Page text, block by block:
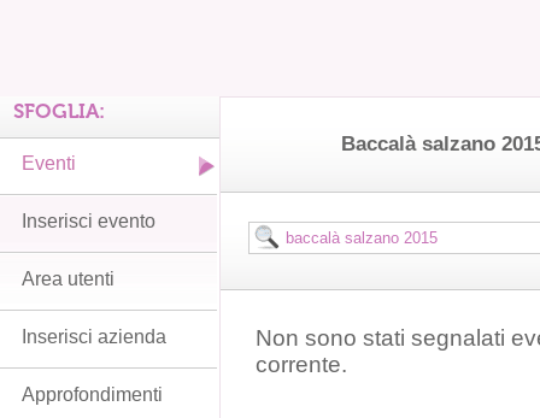
Baccalà salzano
Non sono stati segnalati
corrente.
SFOGLIA:
Eventi
Inserisci evento
Area utenti
Inserisci azienda
Approfondimenti